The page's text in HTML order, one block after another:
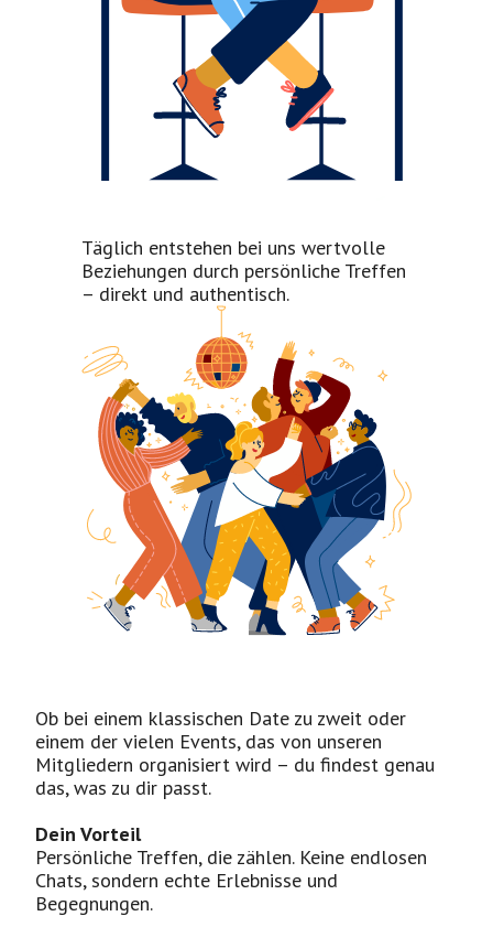
Täglich entstehen bei uns wertvolle
Beziehungen durch persönliche Treffen
– direkt und authentisch.
Ob bei einem klassischen Date zu zweit oder
einem der vielen Events, das von unseren
Mitgliedern organisiert wird – du findest genau
das, was zu dir passt.
Dein Vorteil
Persönliche Treffen, die zählen. Keine endlosen
Chats, sondern echte Erlebnisse und
Begegnungen.